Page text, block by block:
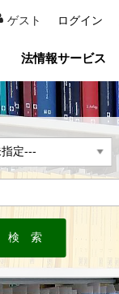
ゲスト ログイン
法情報サービス